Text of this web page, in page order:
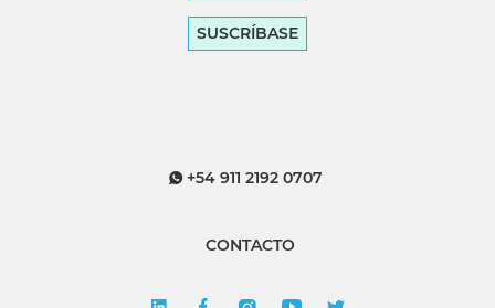
SUSCRÍBASE
+54 911 2192 0707
CONTACTO